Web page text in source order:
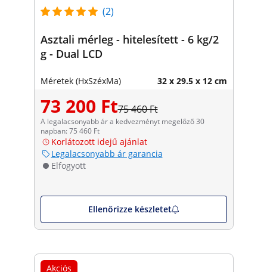
(2)
Asztali mérleg - hitelesített - 6 kg/2
g - Dual LCD
Méretek (HxSzéxMa) 32 x 29.5 x 12 cm
73 200 Ft75 460 Ft
A legalacsonyabb ár a kedvezményt megelőző 30
napban: 75 460 Ft
Korlátozott idejű ajánlat
Legalacsonyabb ár garancia
Elfogyott
Ellenőrizze készletet
Akciós